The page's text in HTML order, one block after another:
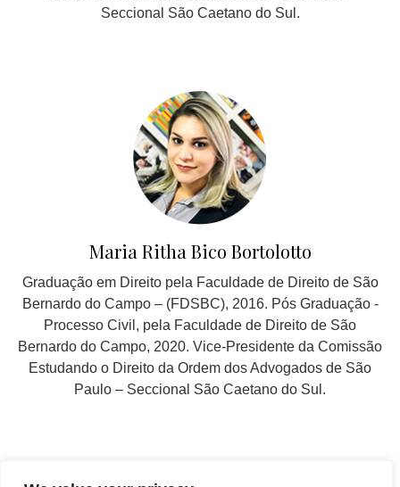
Seccional São Caetano do Sul.
Maria Ritha Bico Bortolotto
Graduação em Direito pela Faculdade de Direito de São
Bernardo do Campo – (FDSBC), 2016. Pós Graduação -
Processo Civil, pela Faculdade de Direito de São
Bernardo do Campo, 2020. Vice-Presidente da Comissão
Estudando o Direito da Ordem dos Advogados de São
Paulo – Seccional São Caetano do Sul.
SIGA EM NOSSAS REDES SOCIAIS